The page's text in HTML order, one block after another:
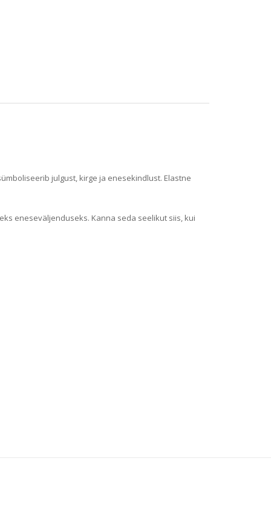
julgust, kirge ja enesekindlust. Elastne
eneseväljenduseks. Kanna seda seelikut siis, kui